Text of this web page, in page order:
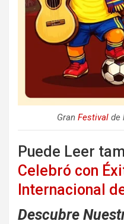
Gran Festivalde
Puede Leer
Celebró con
Internacional
Descubre